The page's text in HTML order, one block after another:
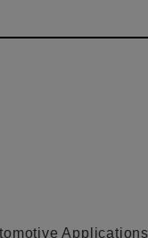
Applications